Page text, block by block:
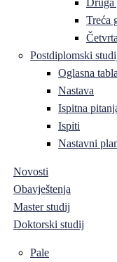
Druga
Treća
Postdiplomski
Oglasna tabla
Nastava
Ispitna
Ispiti
Nastavni
Novosti
Obavještenja
Master studij
Doktorski studij
Pale